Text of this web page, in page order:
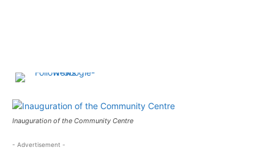
Inauguration of the Community Centre
- Advertisement -